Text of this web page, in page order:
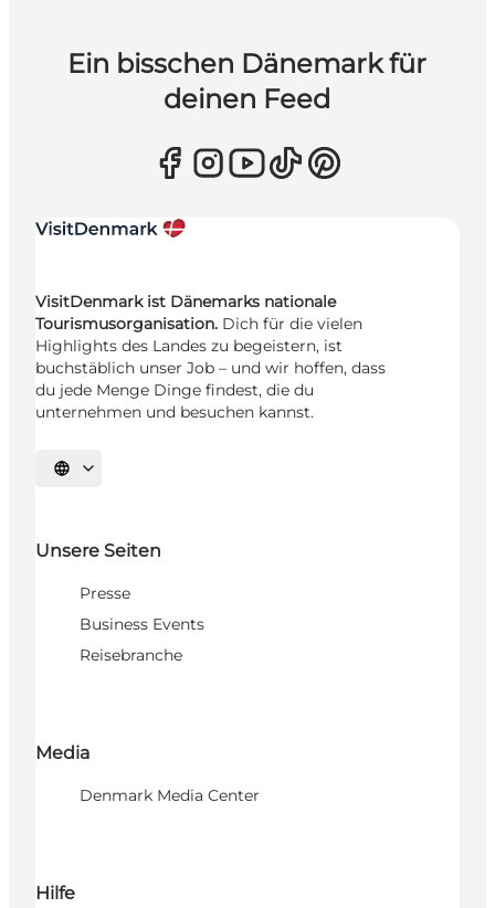
Ein bisschen Dänemark für
deinen Feed
VisitDenmark ist Dänemarks nationale
Tourismusorganisation. Dich für die vielen
Highlights des Landes zu begeistern, ist
buchstäblich unser Job – und wir hoffen, dass
du jede Menge Dinge findest, die du
unternehmen und besuchen kannst.
Sprache auswählen
Unsere Seiten
Presse
Business Events
Reisebranche
Media
Denmark Media Center
Hilfe